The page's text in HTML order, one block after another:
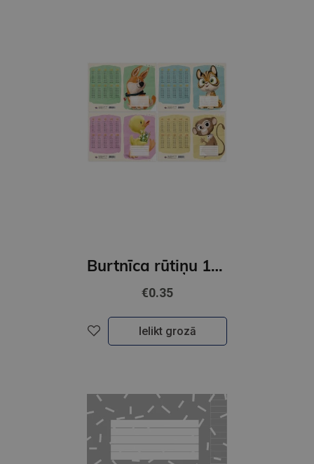
Burtnīca rūtiņu 17x24,5x5,2-4 kl.12lap.
€0.35
Ielikt grozā